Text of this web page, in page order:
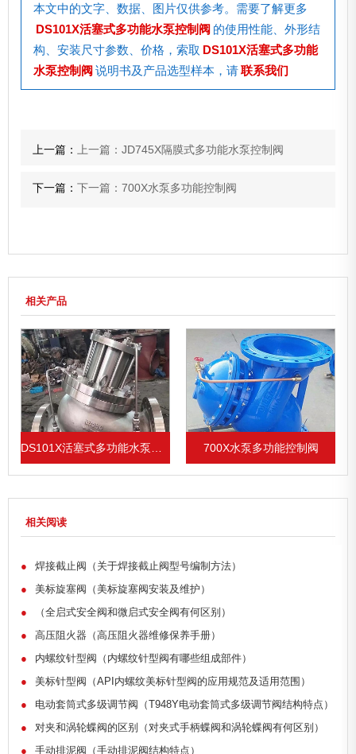
本文中的文字、数据、图片仅供参考。需要了解更多
DS101X活塞式多功能水泵控制阀 的使用性能、外形结
构、安装尺寸参数、价格，索取 DS101X活塞式多功能
水泵控制阀 说明书及产品选型样本，请联系我们
上一篇： 上一篇：JD745X隔膜式多功能水泵控制阀
下一篇：下一篇：700X水泵多功能控制阀
相关产品
DS101X活塞式多功能水泵控制阀 700X水泵多功能控制阀
相关阅读
●
焊接截止阀（关于焊接截止阀型号编制方法）
●
美标旋塞阀（美标旋塞阀安装及维护）
●
（全启式安全阀和微启式安全阀有何区别）
●
高压阻火器（高压阻火器维修保养手册）
●
内螺纹针型阀（内螺纹针型阀有哪些组成部件）
●
美标针型阀（API内螺纹美标针型阀的应用规范及适用范围）
●
电动套筒式多级调节阀（T948Y电动套筒式多级调节阀结构特点）
●
对夹和涡轮蝶阀的区别（对夹式手柄蝶阀和涡轮蝶阀有何区别）
●
手动排泥阀（手动排泥阀结构特点）